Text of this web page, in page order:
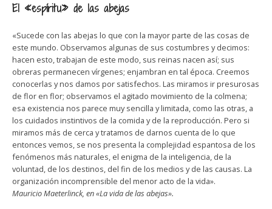
El «espíritu» de las abejas
«Sucede con las abejas lo que con la mayor parte de las cosas de
este mundo. Observamos algunas de sus costumbres y decimos:
hacen esto, trabajan de este modo, sus reinas nacen así; sus
obreras permanecen vírgenes; enjambran en tal época. Creemos
conocerlas y nos damos por satisfechos. Las miramos ir presurosas
de flor en flor; observamos el agitado movimiento de la colmena;
esa existencia nos parece muy sencilla y limitada, como las otras, a
los cuidados instintivos de la comida y de la reproducción. Pero si
miramos más de cerca y tratamos de darnos cuenta de lo que
entonces vemos, se nos presenta la complejidad espantosa de los
fenómenos más naturales, el enigma de la inteligencia, de la
voluntad, de los destinos, del fin de los medios y de las causas. La
organización incomprensible del menor acto de la vida».
Mauricio Maeterlinck, en «La vida de las abejas».